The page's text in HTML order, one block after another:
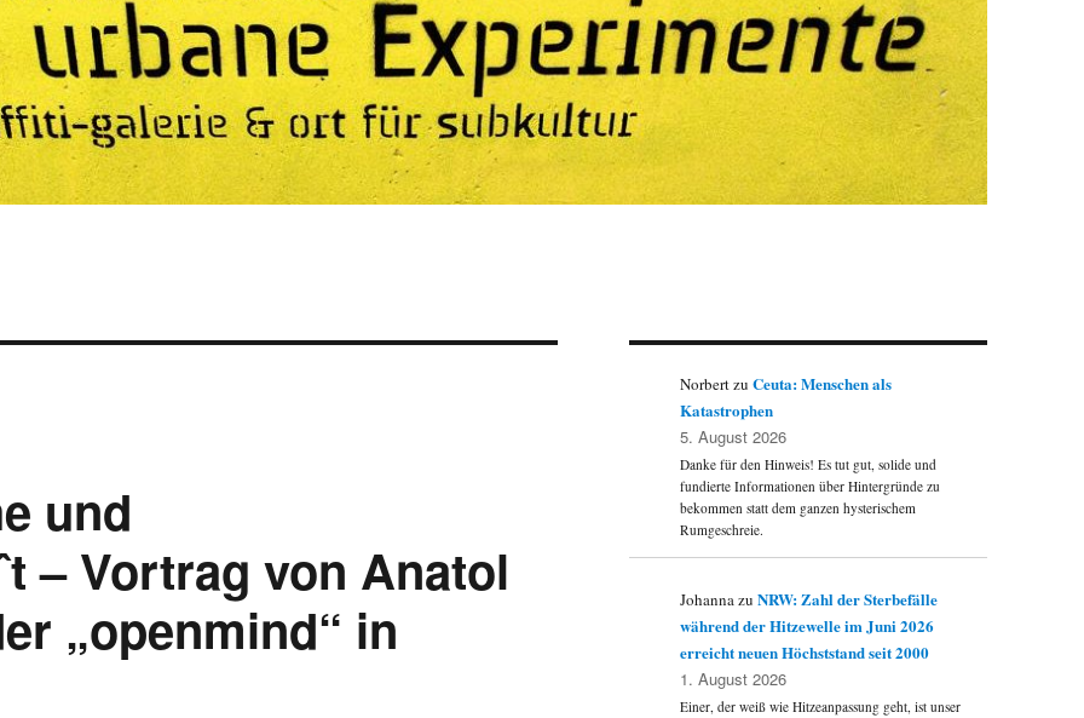
und
– Vortrag von Anatol
„openmind“ in
NorbertzuCeuta: Menschen als
Katastrophen
5. August 2026
Danke für den Hinweis! Es tut gut, solide und
fundierte Informationen über Hintergründe zu
bekommen statt dem ganzen hysterischem
Rumgeschreie.
JohannazuNRW: Zahl der Sterbefälle
während der Hitzewelle im Juni 2026
erreicht neuen Höchststand seit 2000
1. August 2026
Einer, der weiß wie Hitzeanpassung geht, ist unser